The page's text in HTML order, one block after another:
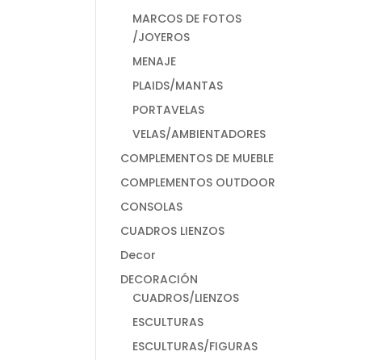
MARCOS DE FOTOS
/JOYEROS
MENAJE
PLAIDS/MANTAS
PORTAVELAS
VELAS/AMBIENTADORES
COMPLEMENTOS DE MUEBLE
COMPLEMENTOS OUTDOOR
CONSOLAS
CUADROS LIENZOS
Decor
DECORACIÓN
CUADROS/LIENZOS
ESCULTURAS
ESCULTURAS/FIGURAS